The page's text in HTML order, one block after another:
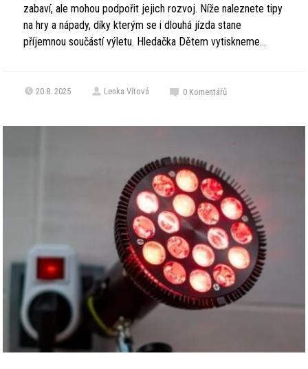
zabaví, ale mohou podpořit jejich rozvoj. Níže naleznete tipy
na hry a nápady, díky kterým se i dlouhá jízda stane
příjemnou součástí výletu. Hledačka Dětem vytiskneme...
20.8. 2025 Lenka Vítová 0 Komentářů